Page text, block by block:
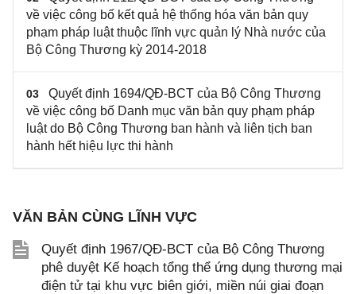
về việc công bố kết quả hệ thống hóa văn bản quy
phạm pháp luật thuộc lĩnh vực quản lý Nhà nước của
Bộ Công Thương kỳ 2014-2018
03
Quyết định 1694/QĐ-BCT của Bộ Công Thương
về việc công bố Danh mục văn bản quy phạm pháp
luật do Bộ Công Thương ban hành và liên tịch ban
hành hết hiệu lực thi hành
VĂN BẢN CÙNG LĨNH VỰC
Quyết định 1967/QĐ-BCT của Bộ Công Thương
phê duyệt Kế hoạch tổng thể ứng dụng thương mại
điện tử tại khu vực biên giới, miền núi giai đoạn